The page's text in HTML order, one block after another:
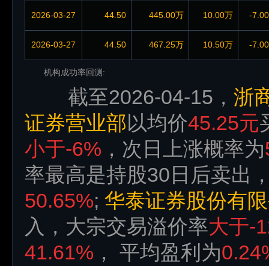
2026-03-27 44.50 445.00万 10.00万 -
2026-03-27 44.50 467.25万 10.50万 -
机构成功率回测:
截至2026-04-15， 浙
证券营业部 以均价45.25元
小于-6% ，次日上涨概率为
率最高是持股30日后卖出
50.65%; 华泰证券股份有
入，大宗交易溢价率大于-
41.61% ， 平均盈利为